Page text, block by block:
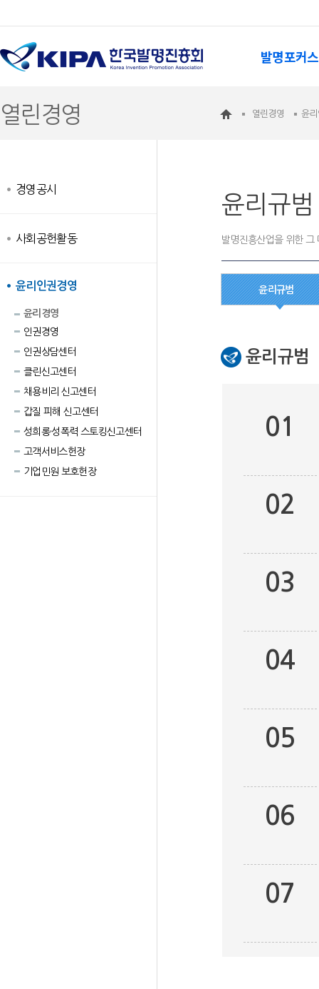
발명포커스
열린경영 열린경영 윤
경영공시
사회공헌활동
윤리인권경영
윤리경영
인권경영
인권상담센터
클린신고센터
채용비리 신고센터
갑질 피해 신고센터
성희롱·성폭력 스토킹신고센터
고객서비스헌장
기업민원 보호헌장
윤리규범
발명진흥산업을 위한 그
윤리규범
윤리규범
01
02
03
04
05
06
07